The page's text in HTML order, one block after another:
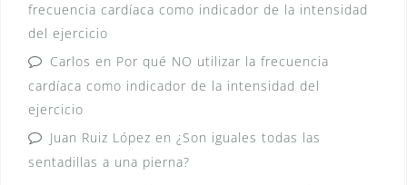
frecuencia cardíaca como indicador de la intensidad
del ejercicio
Carlos en Por qué NO utilizar la frecuencia
cardíaca como indicador de la intensidad del
ejercicio
Juan Ruiz López en ¿Son iguales todas las
sentadillas a una pierna?